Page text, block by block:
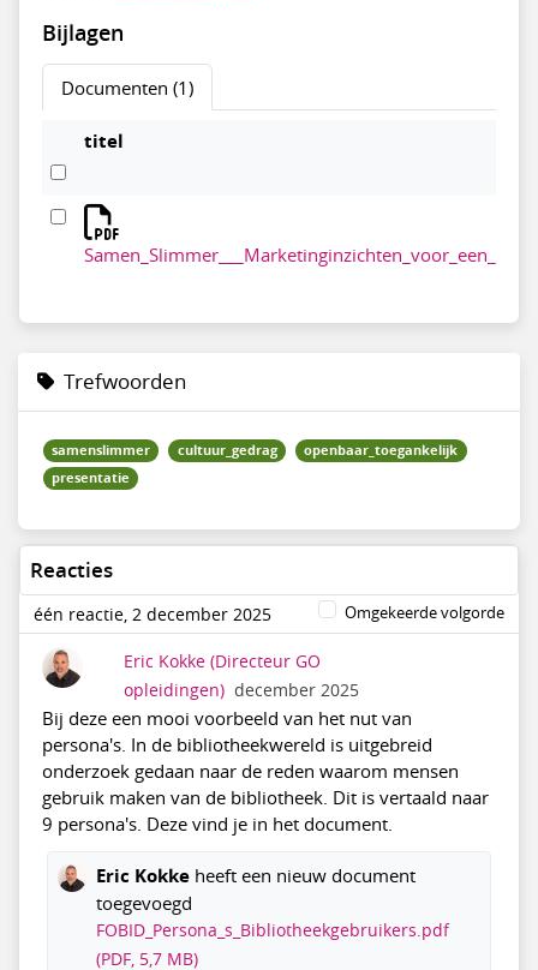
Bijlagen
Documenten (1)
titel
Trefwoorden
samenslimmer cultuur_gedrag
openbaar_toegankelijk
presentatie
Reacties
één reactie, 2 december 2025 Omgekeerde volgorde
Eric Kokke (Directeur GO
opleidingen) december 2025
Bij deze een mooi voorbeeld van het nut van
persona's. In de bibliotheekwereld is uitgebreid
onderzoek gedaan naar de reden waarom mensen
gebruik maken van de bibliotheek. Dit is vertaald naar
9 persona's. Deze vind je in het document.
Eric Kokkeheeft een nieuw document
toegevoegd
FOBID_Persona_s_Bibliotheekgebruikers.pdf
(PDF, 5,7 MB)